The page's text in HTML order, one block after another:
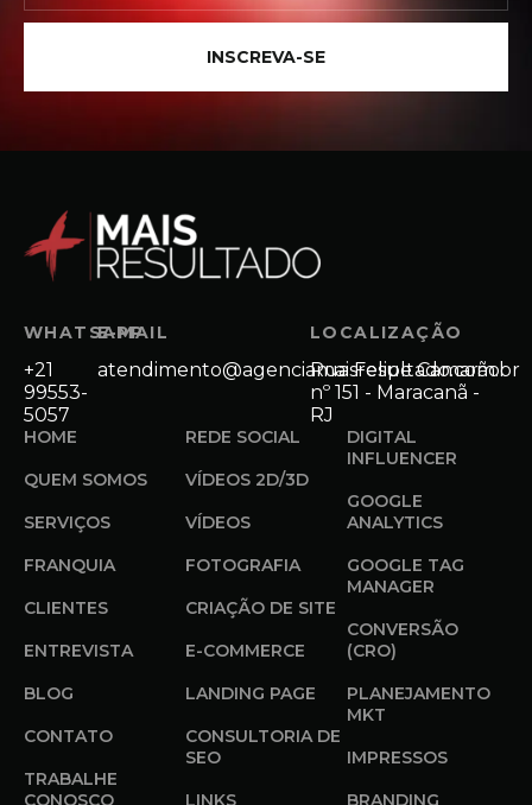
INSCREVA-SE
WHATSAPP
+21
99553-
5057
E-MAIL
atendimento@agenciamaisresultado.com.br
LOCALIZAÇÃO
Rua Felipe Camarão
nº 151 - Maracanã -
RJ
HOME
QUEM SOMOS
SERVIÇOS
FRANQUIA
CLIENTES
ENTREVISTA
BLOG
CONTATO
TRABALHE
CONOSCO
REDE SOCIAL
VÍDEOS 2D/3D
VÍDEOS
FOTOGRAFIA
CRIAÇÃO DE SITE
E-COMMERCE
LANDING PAGE
CONSULTORIA DE
SEO
LINKS
DIGITAL
INFLUENCER
GOOGLE
ANALYTICS
GOOGLE TAG
MANAGER
CONVERSÃO
(CRO)
PLANEJAMENTO
MKT
IMPRESSOS
BRANDING